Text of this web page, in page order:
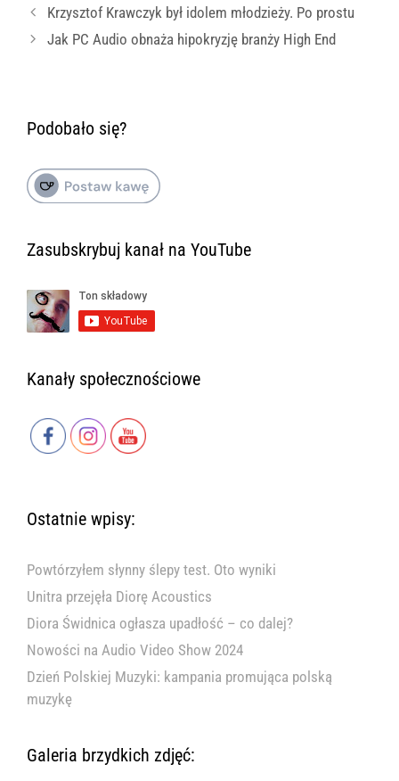
Krzysztof Krawczyk był idolem młodzieży. Po prostu
Jak PC Audio obnaża hipokryzję branży High End
Podobało się?
Zasubskrybuj kanał na YouTube
Kanały społecznościowe
Ostatnie wpisy:
Powtórzyłem słynny ślepy test. Oto wyniki
Unitra przejęła Diorę Acoustics
Diora Świdnica ogłasza upadłość – co dalej?
Nowości na Audio Video Show 2024
Dzień Polskiej Muzyki: kampania promująca polską
muzykę
Galeria brzydkich zdjęć: